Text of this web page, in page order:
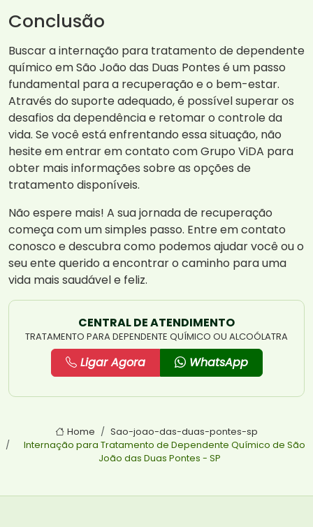
Conclusão
Buscar a internação para tratamento de dependente
químico em São João das Duas Pontes é um passo
fundamental para a recuperação e o bem-estar.
Através do suporte adequado, é possível superar os
desafios da dependência e retomar o controle da
vida. Se você está enfrentando essa situação, não
hesite em entrar em contato com Grupo ViDA para
obter mais informações sobre as opções de
tratamento disponíveis.
Não espere mais! A sua jornada de recuperação
começa com um simples passo. Entre em contato
conosco e descubra como podemos ajudar você ou o
seu ente querido a encontrar o caminho para uma
vida mais saudável e feliz.
CENTRAL DE ATENDIMENTO
TRATAMENTO PARA DEPENDENTE QUÍMICO OU ALCOÓLATRA
Ligar Agora WhatsApp
Home
Sao-joao-das-duas-pontes-sp
Internação para Tratamento de Dependente Químico de São
João das Duas Pontes - SP